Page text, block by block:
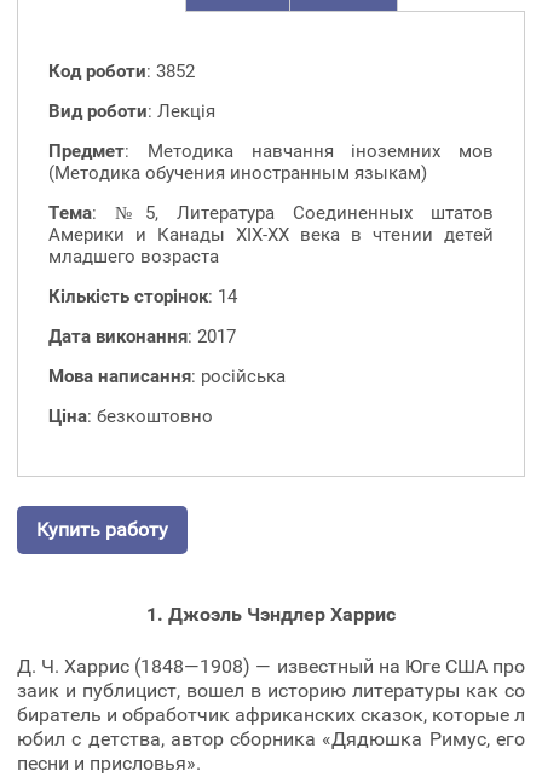
Код роботи: 3852
Вид роботи: Лекція
Предмет: Методика навчання іноземних мов
(Методика обучения иностранным языкам)
Тема: №5, Литература Соединенных штатов
Америки и Канады ХIХ-ХХ века в чтении детей
младшего возраста
Кількість сторінок: 14
Дата виконання: 2017
Мова написання: російська
Ціна: безкоштовно
Купить работу
1. Джоэль Чэндлер Харрис
Д. Ч. Харрис (1848—1908) — известный на Юге США про
заик и публицист, вошел в историю литературы как со
биратель и обработчик африканских сказок, которые л
юбил с детства, автор сборника «Дядюшка Римус, его
песни и присловья».